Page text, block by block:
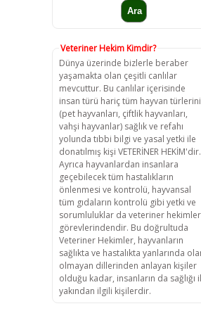
Veteriner Hekim Kimdir?
Dünya üzerinde bizlerle beraber
yaşamakta olan çeşitli canlılar
mevcuttur. Bu canlılar içerisinde
insan türü hariç tüm hayvan
(pet hayvanları, çiftlik hayvanları,
vahşi hayvanlar) sağlık ve refahı
yolunda tıbbi bilgi ve yasal yetki ile
donatılmış kişi VETERİNER HEKİM'dir.
Ayrıca hayvanlardan insanlara
geçebilecek tüm hastalıkların
önlenmesi ve kontrolü, hayvansal
tüm gıdaların kontrolü gibi yetki ve
sorumluluklar da veteriner
görevlerindendir. Bu doğrultuda
Veteriner Hekimler, hayvanların
sağlıkta ve hastalıkta yanlarında
olmayan dillerinden anlayan kişiler
olduğu kadar, insanların da sağlığı
yakından ilgili kişilerdir.